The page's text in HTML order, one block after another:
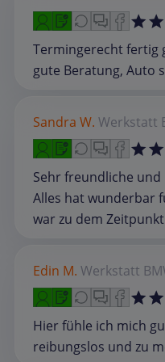
Termingerecht fertig
gute Beratung, Auto
Sandra W. Werkstatt
Sehr freundliche
Alles hat wunderbar
war zu dem
Edin M. Werkstatt
Hier fühle ich mich
reibungslos und zu